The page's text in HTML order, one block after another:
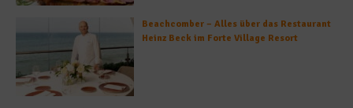
Beachcomber – Alles über das Restaurant
Heinz Beck im Forte Village Resort